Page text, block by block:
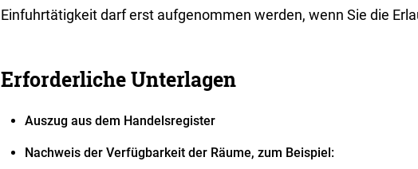
Einfuhrtätigkeit darf erst aufgenommen werden, wenn Sie die
Erforderliche Unterlagen
Auszug aus dem Handelsregister
Nachweis der Verfügbarkeit der Räume, zum Beispiel: